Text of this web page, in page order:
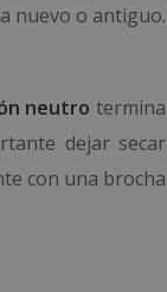
nuevo o antiguo.
neutrotermina
dejar secar
con una brocha